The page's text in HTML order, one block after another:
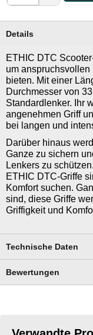
Details
ETHIC DTC
um anspruchsvollen
bieten. Mit einer
Durchmesser von
Standardlenker. Ihr
angenehmen Griff
bei langen und
Darüber hinaus
Ganze zu sichern
Lenkers zu
ETHIC DTC-Griffe
Komfort suchen.
sind, diese Griffe
Griffigkeit und
Technische Daten
Bewertungen